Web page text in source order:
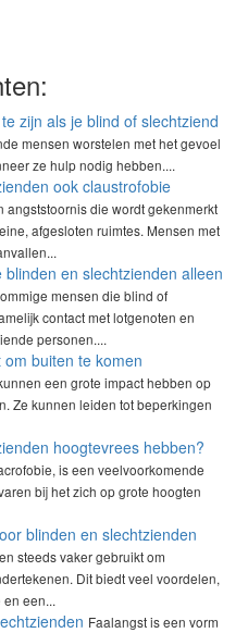
zijn als je blind of slechtziend
mensen worstelen met het gevoel
ze hulp nodig hebben....
ook claustrofobie
angststoornis die wordt gekenmerkt
afgesloten ruimtes. Mensen met
en slechtzienden alleen
mensen die blind of
contact met lotgenoten en
personen....
buiten te komen
een grote impact hebben op
Ze kunnen leiden tot beperkingen
hoogtevrees hebben?
is een veelvoorkomende
bij het zich op grote hoogten
blinden en slechtzienden
steeds vaker gebruikt om
Dit biedt veel voordelen,
een...
Faalangst is een vorm